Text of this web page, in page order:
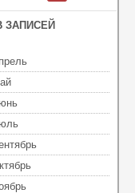
ЗАПИСЕЙ